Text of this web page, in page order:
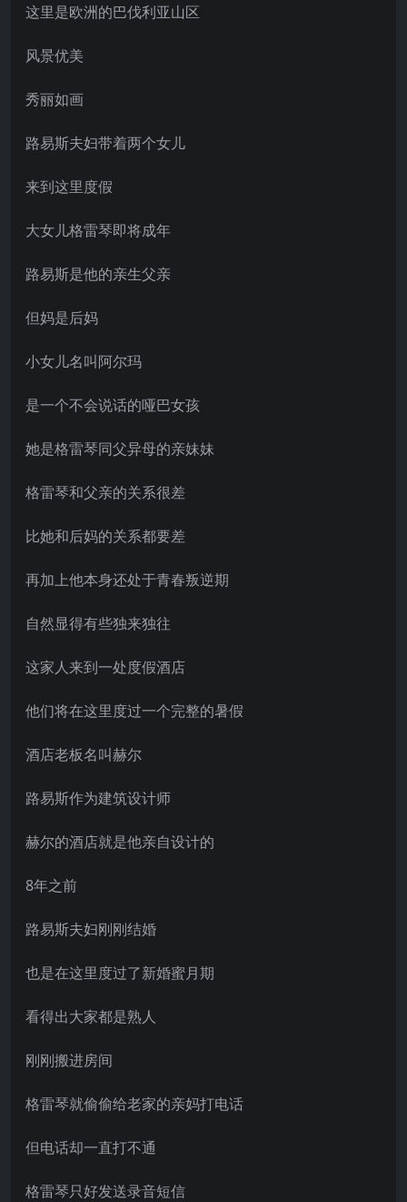
这里是欧洲的巴伐利亚山区
风景优美
秀丽如画
路易斯夫妇带着两个女儿
来到这里度假
大女儿格雷琴即将成年
路易斯是他的亲生父亲
但妈是后妈
小女儿名叫阿尔玛
是一个不会说话的哑巴女孩
她是格雷琴同父异母的亲妹妹
格雷琴和父亲的关系很差
比她和后妈的关系都要差
再加上他本身还处于青春叛逆期
自然显得有些独来独往
这家人来到一处度假酒店
他们将在这里度过一个完整的暑假
酒店老板名叫赫尔
路易斯作为建筑设计师
赫尔的酒店就是他亲自设计的
8年之前
路易斯夫妇刚刚结婚
也是在这里度过了新婚蜜月期
看得出大家都是熟人
刚刚搬进房间
格雷琴就偷偷给老家的亲妈打电话
但电话却一直打不通
格雷琴只好发送录音短信